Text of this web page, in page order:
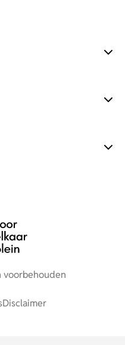
voorbehouden
Disclaimer